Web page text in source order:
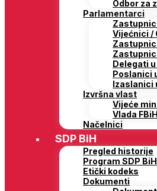
Odbor za
Parlamentarci
Vijećnici /
Delegati u
Poslanici
Izaslanici
Izvršna vlast
Vijeće
Vlada FBiH
Načelnici
SDP BiH
Pregled historije
Program SDP BiH
Etički kodeks
Dokumenti